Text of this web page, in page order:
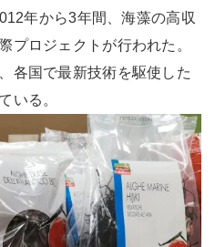
年から3年間、海藻の高収
プロジェクトが行われた。
各国で最新技術を駆使した
いる。